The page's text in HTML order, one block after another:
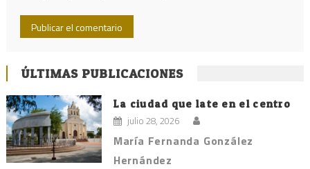
ÚLTIMAS PUBLICACIONES
La ciudad que late en el centro
julio 28, 2026
María Fernanda González
Hernández